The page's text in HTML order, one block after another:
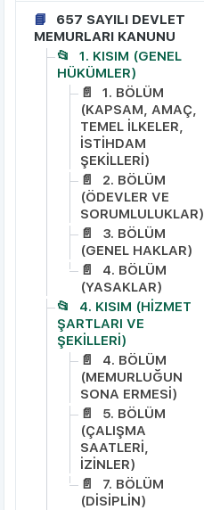
657 SAYILI DEVLET
MEMURLARI KANUNU
1. KISIM (GENEL
HÜKÜMLER)
1. BÖLÜM
(KAPSAM, AMAÇ,
TEMEL İLKELER,
İSTİHDAM
ŞEKİLLERİ)
2. BÖLÜM
(ÖDEVLER VE
SORUMLULUKLAR)
3. BÖLÜM
(GENEL HAKLAR)
4. BÖLÜM
(YASAKLAR)
4. KISIM (HİZMET
ŞARTLARI VE
ŞEKİLLERİ)
4. BÖLÜM
(MEMURLUĞUN
SONA ERMESİ)
5. BÖLÜM
(ÇALIŞMA
SAATLERİ,
İZİNLER)
7. BÖLÜM
(DİSİPLİN)